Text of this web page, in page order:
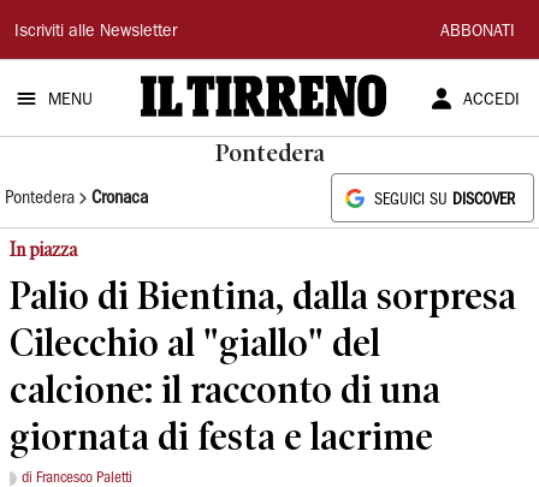
Il
Tirreno
Iscriviti alle Newsletter ABBONATI
MENU ACCEDI
Pontedera
Pontedera Cronaca SEGUICI SU DISCOVER
In piazza
Palio di Bientina, dalla sorpresa
Cilecchio al "giallo" del
calcione: il racconto di una
giornata di festa e lacrime
di Francesco Paletti